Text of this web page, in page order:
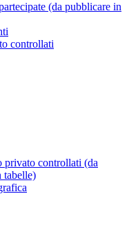
(da pubblicare in
controllati
privato controllati (da
tabelle)